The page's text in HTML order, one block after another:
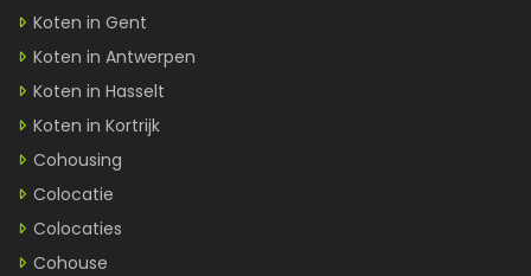
Koten in Gent
Koten in Antwerpen
Koten in Hasselt
Koten in Kortrijk
Cohousing
Colocatie
Colocaties
Cohouse